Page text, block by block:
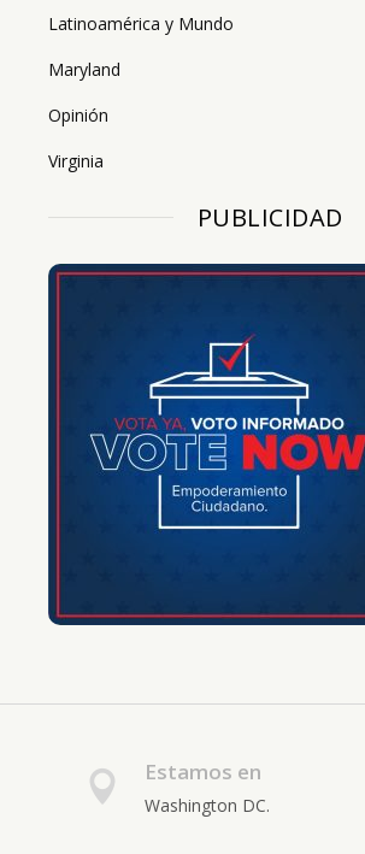
Latinoamérica y Mundo
Maryland
Opinión
Virginia
PUBLICIDAD
Estamos en
Washington DC.